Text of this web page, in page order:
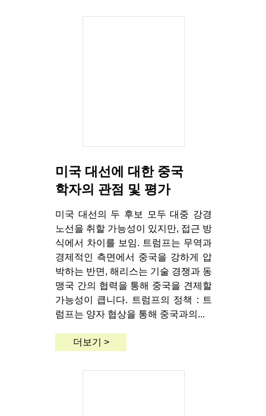
미국 대선에 대한 중국
학자의 관점 및 평가
미국 대선의 두 후보 모두 대중 강경
노선을 취할 가능성이 있지만, 접근 방
식에서 차이를 보임. 트럼프는 무역과
경제적인 측면에서 중국을 강하게 압
박하는 반면, 해리스는 기술 경쟁과 동
맹국 간의 협력을 통해 중국을 견제할
가능성이 큽니다. 트럼프의 정책 : 트
럼프는 양자 협상을 통해 중국과의...
더보기 >